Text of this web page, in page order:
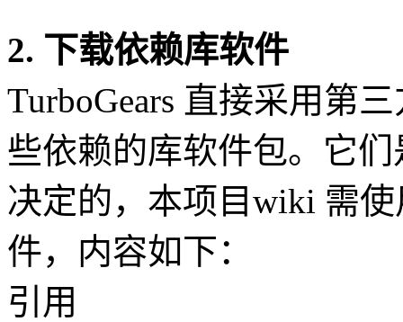
2. 下载依赖库软件
TurboGears 直接采用第
些依赖的库软件包。它
决定的，本项目wiki 需
件，内容如下：
引用